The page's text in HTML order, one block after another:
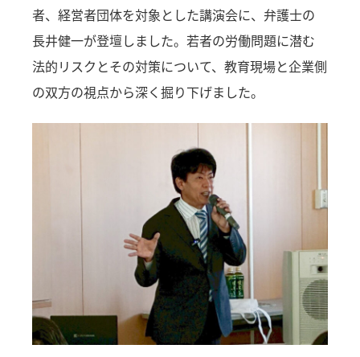
者、経営者団体を対象とした講演会に、弁護士の
長井健一が登壇しました。若者の労働問題に潜む
法的リスクとその対策について、教育現場と企業側
の双方の視点から深く掘り下げました。